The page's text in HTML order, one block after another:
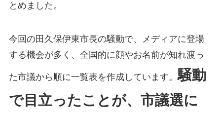
とめました。
今回の田久保伊東市長の騒動で、メディアに登場
する機会が多く、全国的に顔やお名前が知れ渡っ
た市議から順に一覧表を作成しています。騒動
で目立ったことが、市議選に